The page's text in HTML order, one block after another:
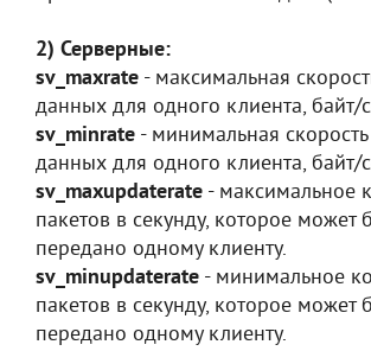
2) Серверные:
sv_maxrate - максимальная
данных для одного клиента, байт/
sv_minrate - минимальная
данных для одного клиента, байт/
sv_maxupdaterate - максимальное
пакетов в секунду, которое может
передано одному клиенту.
sv_minupdaterate - минимальное
пакетов в секунду, которое может
передано одному клиенту.